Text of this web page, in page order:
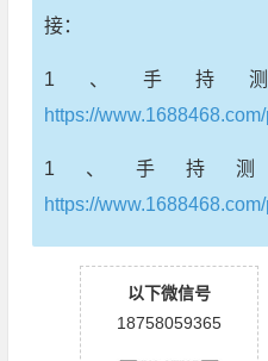
接：
1、手持
https://
1、手持测
https://
以下微信号
18758059365